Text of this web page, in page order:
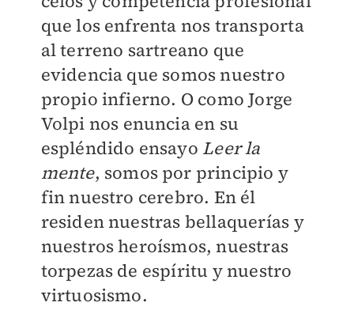
que los enfrenta nos transporta
al terreno sartreano que
evidencia que somos nuestro
propio infierno. O como Jorge
Volpi nos enuncia en su
espléndido ensayo Leer la
mente, somos por principio y
fin nuestro cerebro. En él
residen nuestras bellaquerías y
nuestros heroísmos, nuestras
torpezas de espíritu y nuestro
virtuosismo.